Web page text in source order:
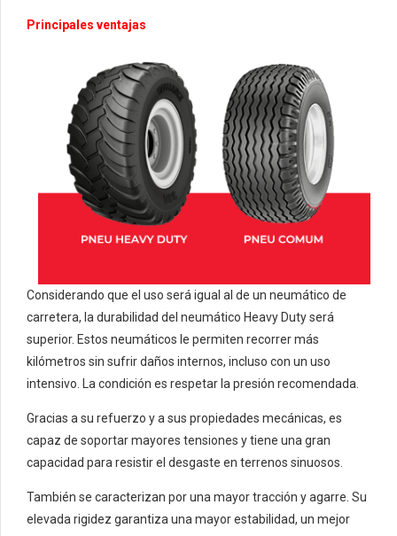
Principales ventajas
Considerando que el uso será igual al de un neumático de
carretera, la durabilidad del neumático Heavy Duty será
superior. Estos neumáticos le permiten recorrer más
kilómetros sin sufrir daños internos, incluso con un uso
intensivo. La condición es respetar la presión recomendada.
Gracias a su refuerzo y a sus propiedades mecánicas, es
capaz de soportar mayores tensiones y tiene una gran
capacidad para resistir el desgaste en terrenos sinuosos.
También se caracterizan por una mayor tracción y agarre. Su
elevada rigidez garantiza una mayor estabilidad, un mejor